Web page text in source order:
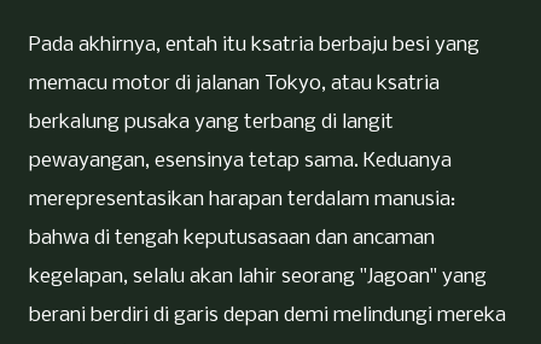
Pada akhirnya, entah itu ksatria berbaju besi yang
memacu motor di jalanan Tokyo, atau ksatria
berkalung pusaka yang terbang di langit
pewayangan, esensinya tetap sama. Keduanya
merepresentasikan harapan terdalam manusia:
bahwa di tengah keputusasaan dan ancaman
kegelapan, selalu akan lahir seorang "Jagoan" yang
berani berdiri di garis depan demi melindungi mereka